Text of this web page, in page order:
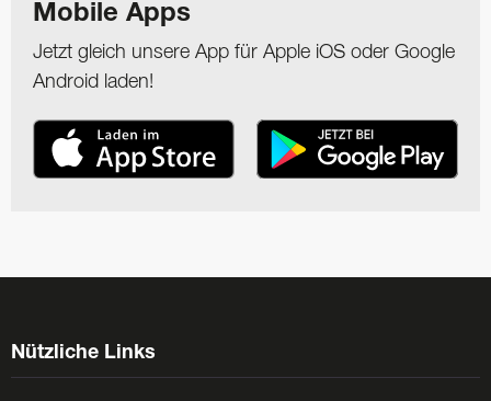
Mobile Apps
Jetzt gleich unsere App für Apple iOS oder Google
Android laden!
Nützliche Links